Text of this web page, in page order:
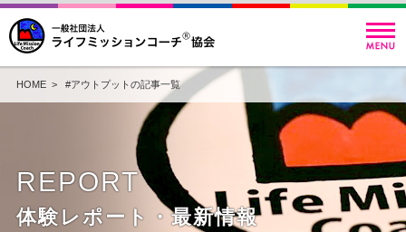
HOME> #アウトプットの記事一覧
REPORT
体験レポート・最新情報